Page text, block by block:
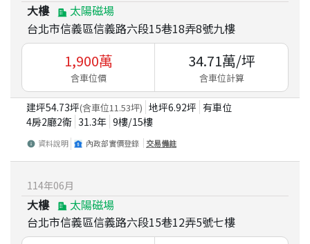
大樓
太陽磁場
台北市信義區信義路六段15巷18弄8號九樓
1,900萬
含車位價
34.71萬/坪
含車位計算
建坪54.73坪(含車位11.53坪) 地坪6.92坪 有車位
4房2廳2衛 31.3年 9樓/15樓
資料說明 內政部實價登錄 交易備註
114年06月
大樓
太陽磁場
台北市信義區信義路六段15巷12弄5號七樓